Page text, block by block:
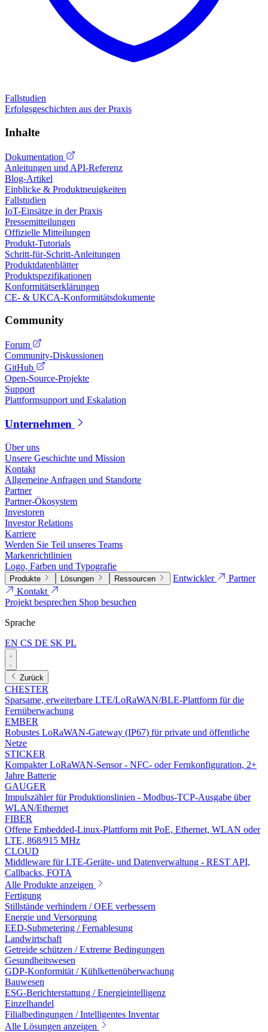
Fallstudien
Erfolgsgeschichten aus der Praxis
Inhalte
Dokumentation
Anleitungen und API-Referenz
Blog-Artikel
Einblicke & Produktneuigkeiten
Fallstudien
IoT-Einsätze in der Praxis
Pressemitteilungen
Offizielle Mitteilungen
Produkt-Tutorials
Schritt-für-Schritt-Anleitungen
Produktdatenblätter
Produktspezifikationen
Konformitätserklärungen
CE- & UKCA-Konformitätsdokumente
Community
Forum
Community-Diskussionen
GitHub
Open-Source-Projekte
Support
Plattformsupport und Eskalation
Unternehmen
Über uns
Unsere Geschichte und Mission
Kontakt
Allgemeine Anfragen und Standorte
Partner
Partner-Ökosystem
Investoren
Investor Relations
Karriere
Werden Sie Teil unseres Teams
Markenrichtlinien
Logo, Farben und Typografie
Produkte Lösungen Ressourcen Entwickler
Partner
Kontakt
Projekt besprechen Shop besuchen
Sprache
EN CS DE SK PL
Zurück
CHESTER
Sparsame, erweiterbare LTE/LoRaWAN/BLE-Plattform für die
Fernüberwachung
EMBER
Robustes LoRaWAN-Gateway (IP67) für private und öffentliche
Netze
STICKER
Kompakter LoRaWAN-Sensor - NFC- oder Fernkonfiguration, 2+
Jahre Batterie
GAUGER
Impulszähler für Produktionslinien - Modbus-TCP-Ausgabe über
WLAN/Ethernet
FIBER
Offene Embedded-Linux-Plattform mit PoE, Ethernet, WLAN oder
LTE, 868/915 MHz
CLOUD
Middleware für LTE-Geräte- und Datenverwaltung - REST API,
Callbacks, FOTA
Alle Produkte anzeigen
Fertigung
Stillstände verhindern / OEE verbessern
Energie und Versorgung
EED-Submetering / Fernablesung
Landwirtschaft
Getreide schützen / Extreme Bedingungen
Gesundheitswesen
GDP-Konformität / Kühlkettenüberwachung
Bauwesen
ESG-Berichterstattung / Energieintelligenz
Einzelhandel
Filialbedingungen / Intelligentes Inventar
Alle Lösungen anzeigen